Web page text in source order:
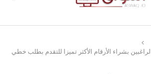
بشراء الأرقام الأكثر تميزا للتقدم بطلب خطي